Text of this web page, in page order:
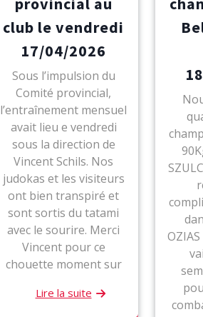
club le vendredi
17/04/2026
Sous l’impulsion du
Comité provincial,
l’entraînement mensuel
avait lieu e vendredi
sous la direction de
Vincent Schils. Nos
judokas et les visiteurs
ont bien transpiré et
sont sortis du tatami
avec le sourire. Merci
Vincent pour ce
chouette moment sur
Lire la suite